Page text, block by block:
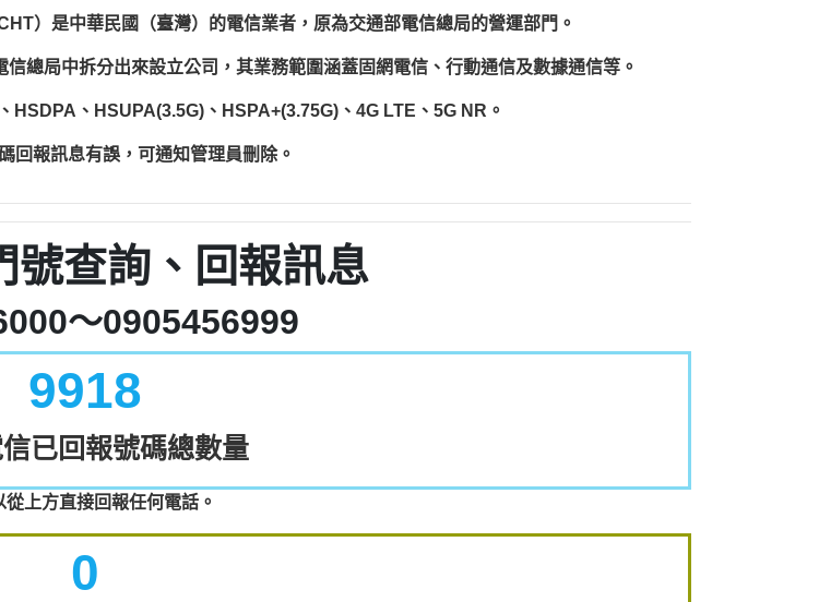
）是中華民國（臺灣）的電信業者，原為交通部電信總局的營運部門。
總局中拆分出來設立公司，其業務範圍涵蓋固網電信、行動通信及數據通信等。
HSDPA、HSUPA(3.5G)、HSPA+(3.75G)、4G LTE、5G NR。
回報訊息有誤，可通知管理員刪除。
號查詢、回報訊息
～0905456999
9918
已回報號碼總數量
從上方直接回報任何電話。
0